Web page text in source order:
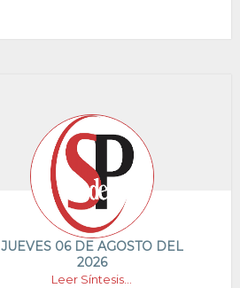
JUEVES 06 DE AGOSTO DEL
2026
Leer Síntesis...